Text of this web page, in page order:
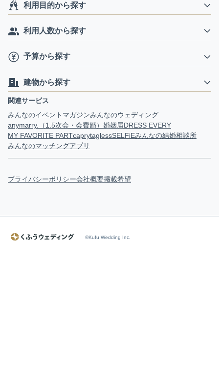
利用目的から探す
利用人数から探す
予算から探す
建物から探す
関連サービス
みんなのイベントマガジンみんなのウェディング
anymarry.（1.5次会・会費婚） 婚姻届DRESS EVERY
MY FAVORITE PARTcaprytaglessSELFiEみんなの結婚相談所
みんなのマッチングアプリ
プライバシーポリシー会社概要掲載希望
©Kufu Wedding Inc.